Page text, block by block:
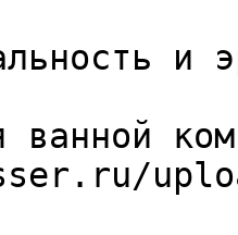
и
ванной